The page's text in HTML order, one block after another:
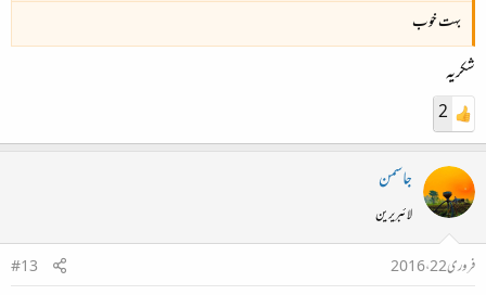
بہت خوب
شکریہ
2
جاسمن
لائبریرین
فروری 22، 2016
#13